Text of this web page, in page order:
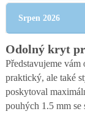
Srpen 2026
Odolný kryt
Představujeme
praktický, ale také
poskytoval
pouhých 1.5 mm se